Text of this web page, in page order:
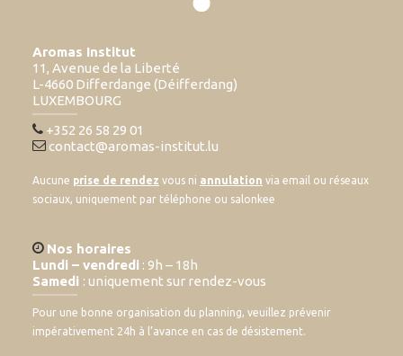
Aromas Institut
11, Avenue de la Liberté
L-4660 Differdange (Déifferdang)
LUXEMBOURG
+352 26 58 29 01
contact@aromas-institut.lu
Aucune prise de rendez vous ni annulation via email ou réseaux
sociaux, uniquement par téléphone ou salonkee
Nos horaires
Lundi – vendredi : 9h – 18h
Samedi : uniquement sur rendez-vous
Pour une bonne organisation du planning, veuillez prévenir
impérativement 24h à l’avance en cas de désistement.